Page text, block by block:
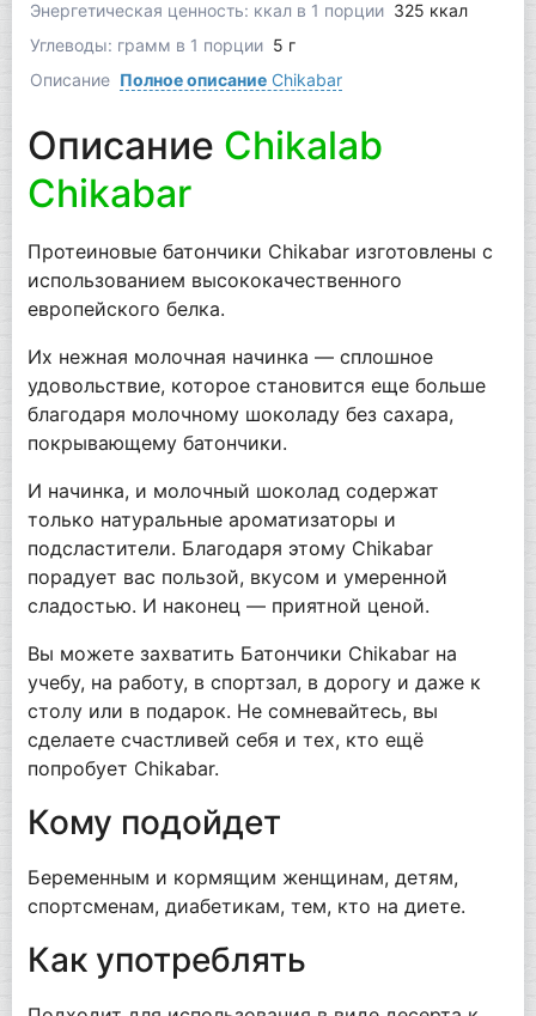
Энергетическая ценность: ккал в 1 порции 325 ккал
Углеводы: грамм в 1 порции 5 г
Описание Полное описаниеChikabar
Описание Chikalab
Chikabar
Протеиновые батончики Chikabar изготовлены с
использованием высококачественного
европейского белка.
Их нежная молочная начинка — сплошное
удовольствие, которое становится еще больше
благодаря молочному шоколаду без сахара,
покрывающему батончики.
И начинка, и молочный шоколад содержат
только натуральные ароматизаторы и
подсластители. Благодаря этому Chikabar
порадует вас пользой, вкусом и умеренной
сладостью. И наконец — приятной ценой.
Вы можете захватить Батончики Chikabar на
учебу, на работу, в спортзал, в дорогу и даже к
столу или в подарок. Не сомневайтесь, вы
сделаете счастливей себя и тех, кто ещё
попробует Chikabar.
Кому подойдет
Беременным и кормящим женщинам, детям,
спортсменам, диабетикам, тем, кто на диете.
Как употреблять